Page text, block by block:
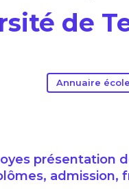
de
Annuaire
présentation
admission,